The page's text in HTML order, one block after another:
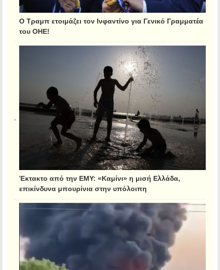
Ο Τραμπ ετοιμάζει τον Ινφαντίνο για Γενικό Γραμματέα
του ΟΗΕ!
Έκτακτο από την ΕΜΥ: «Καμίνι» η μισή Ελλάδα,
επικίνδυνα μπουρίνια στην υπόλοιπη